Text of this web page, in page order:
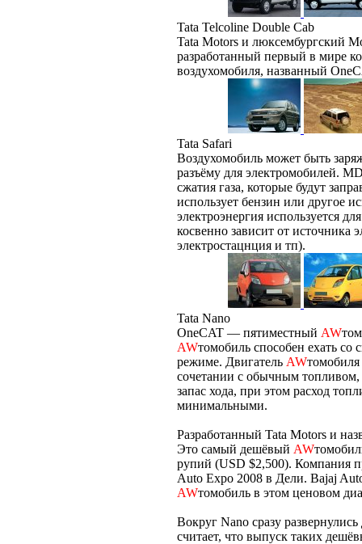
Tata Telcoline Double Cab
Tata Motors и люксембургский
разработанный первый в мире
воздухомобиля, названный
Tata Safari
Воздухомобиль может быть
разъёму для электромобилей.
сжатия газа, которые будут
использует бензин или другое
электроэнергия используется
косвенно зависит от
электростацнция и тп).
Tata Nano
OneCAT — пятиместный AW
AWтомобиль способен ехать со
режиме. Двигатель AWтомобиля
сочетании с обычным топливом,
запас хода, при этом расход
минимальными.
Разработанный Tata Motors и
Это самый дешёвый AW
рупий (USD $2,500). Компания
Auto Expo 2008 в Дели. Bajaj
AWтомобиль в этом ценовом
Вокруг Nano сразу
считает, что выпуск таких